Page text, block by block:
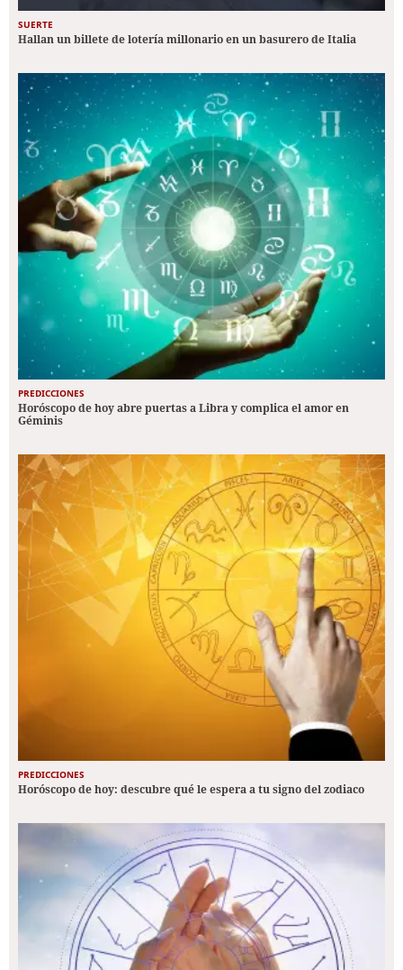
SUERTE
Hallan un billete de lotería millonario en un basurero de Italia
PREDICCIONES
Horóscopo de hoy abre puertas a Libra y complica el amor en
Géminis
PREDICCIONES
Horóscopo de hoy: descubre qué le espera a tu signo del zodiaco